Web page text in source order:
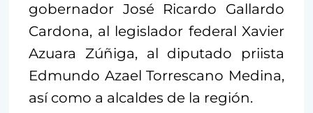
gobernador José Ricardo Gallardo
Cardona, al legislador federal Xavier
Azuara Zúñiga, al diputado priista
Edmundo Azael Torrescano Medina,
así como a alcaldes de la región.